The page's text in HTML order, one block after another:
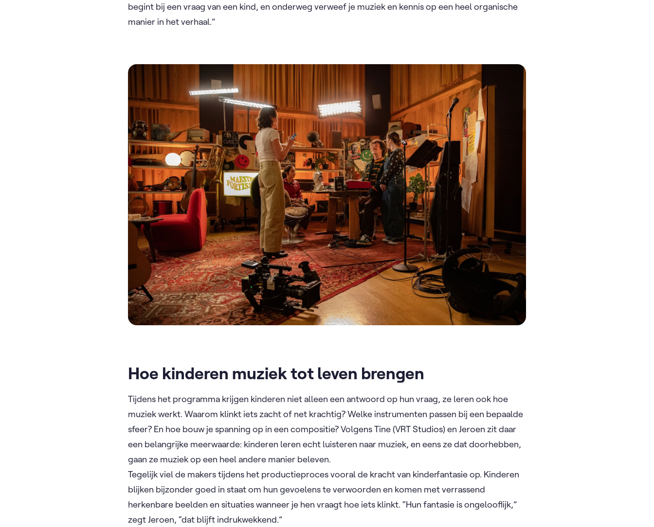
begint bij een vraag van een kind, en onderweg verweef je muziek en kennis op een heel organische
manier in het verhaal.”
Hoe kinderen muziek tot leven brengen
Tijdens het programma krijgen kinderen niet alleen een antwoord op hun vraag, ze leren ook hoe
muziek werkt. Waarom klinkt iets zacht of net krachtig? Welke instrumenten passen bij een bepaalde
sfeer? En hoe bouw je spanning op in een compositie? Volgens Tine (VRT Studios) en Jeroen zit daar
een belangrijke meerwaarde: kinderen leren echt luisteren naar muziek, en eens ze dat doorhebben,
gaan ze muziek op een heel andere manier beleven.
Tegelijk viel de makers tijdens het productieproces vooral de kracht van kinderfantasie op. Kinderen
blijken bijzonder goed in staat om hun gevoelens te verwoorden en komen met verrassend
herkenbare beelden en situaties wanneer je hen vraagt hoe iets klinkt. “Hun fantasie is ongelooflijk,”
zegt Jeroen, “dat blijft indrukwekkend.”